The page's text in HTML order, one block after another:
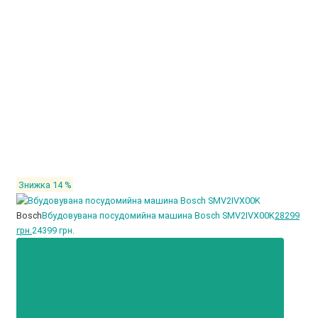
Знижка 14 %
BoschВбудовувана посудомийна машина Bosch SMV2IVX00K28299
грн. 24399 грн.